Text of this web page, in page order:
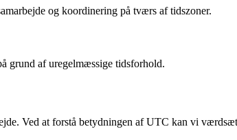
og koordinering på tværs af tidszoner.
grund af uregelmæssige tidsforhold.
Ved at forstå betydningen af ​​UTC kan vi